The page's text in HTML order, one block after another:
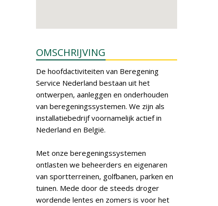
OMSCHRIJVING
De hoofdactiviteiten van Beregening
Service Nederland bestaan uit het
ontwerpen, aanleggen en onderhouden
van beregeningssystemen. We zijn als
installatiebedrijf voornamelijk actief in
Nederland en België.
Met onze beregeningssystemen
ontlasten we beheerders en eigenaren
van sportterreinen, golfbanen, parken en
tuinen. Mede door de steeds droger
wordende lentes en zomers is voor het